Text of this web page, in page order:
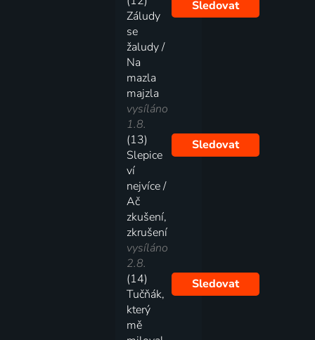
Záludy
se
žaludy /
Na
mazla
majzla
vysíláno
1.8.
Sledovat
(13)
Slepice
ví
nejvíce /
Ač
zkušení,
zkrušení
vysíláno
2.8.
Sledovat
(14)
Tučňák,
který
mě
Sledovat